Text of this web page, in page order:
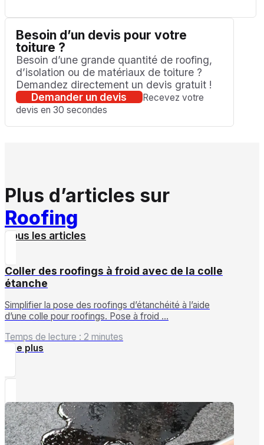
Besoin d’un devis pour votre
toiture ?
Besoin d’une grande quantité de roofing,
d’isolation ou de matériaux de toiture ?
Demandez directement un devis gratuit !
Demander un devis
Recevez votre
devis en 30 secondes
Plus d’articles sur
Roofing
Tous les articles
Coller des roofings à froid avec de la colle
étanche
Simplifier la pose des roofings d’étanchéité à l’aide
d’une colle pour roofings. Pose à froid …
Temps de lecture : 2 minutes
Lire plus